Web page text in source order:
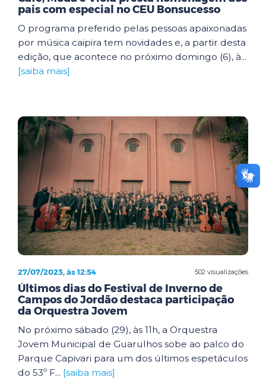
pais com especial no CEU Bonsucesso
O programa preferido pelas pessoas apaixonadas
por música caipira tem novidades e, a partir desta
edição, que acontece no próximo domingo (6), à...
[saiba mais]
502 visualizações
27/07/2023, às 12:54
Últimos dias do Festival de Inverno de
Campos do Jordão destaca participação
da Orquestra Jovem
No próximo sábado (29), às 11h, a Orquestra
Jovem Municipal de Guarulhos sobe ao palco do
Parque Capivari para um dos últimos espetáculos
do 53º F... [saiba mais]